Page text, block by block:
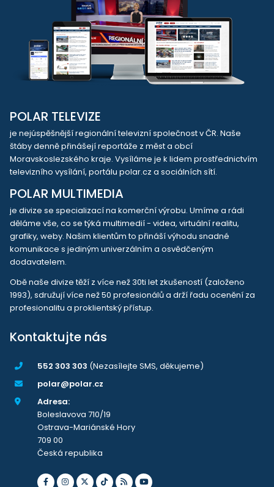
POLAR TELEVIZE
je nejúspěšnější regionální televizní společnost v ČR. Naše
štáby denně přinášejí reportáže z měst a obcí
Moravskoslezského kraje. Vysíláme je k lidem prostřednictvím
televizního vysílání, portálu polar.cz a sociálních sítí.
POLAR MULTIMEDIA
je divize se specializací na komerční výrobu. Umíme a rádi
děláme vše, co se týká multimedií - videa, virtuální realitu,
grafiky, weby. Našim klientům to přináší výhodu snadné
komunikace s jediným univerzálním a osvědčeným
dodavatelem.
Obě naše divize těží z více než 30ti let zkušeností (založeno
1993), sdružují více než 50 profesionálů a drží řadu ocenění za
profesionalitu a proklientský přístup.
Kontaktujte nás
552 303 303 (Nezasílejte SMS, děkujeme)
polar@polar.cz
Adresa:
Boleslavova 710/19
Ostrava-Mariánské Hory
709 00
Česká republika